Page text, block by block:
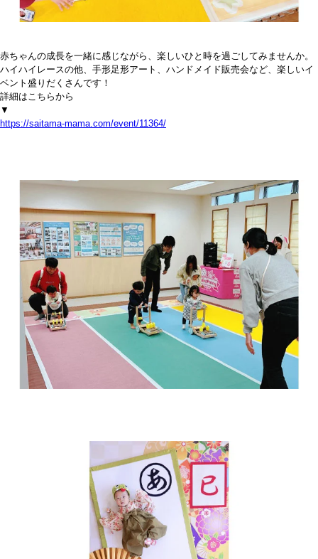
赤ちゃんの成長を一緒に感じながら、楽しいひと時を過ごしてみませんか。
ハイハイレースの他、手形足形アート、ハンドメイド販売会など、楽しいイ
ベント盛りだくさんです！
詳細はこちらから
▼
https://saitama-mama.com/event/11364/